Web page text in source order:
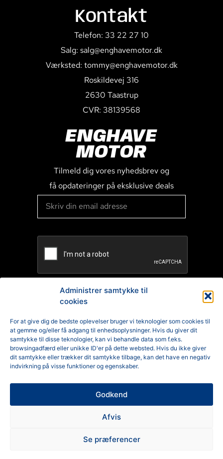
Administrer samtykke til
cookies
For at give dig de bedste oplevelser bruger vi teknologier som cookies til
at gemme og/eller få adgang til enhedsoplysninger. Hvis du giver dit
samtykke til disse teknologier, kan vi behandle data som f.eks.
browsingadfærd eller unikke ID'er på dette websted. Hvis du ikke giver
dit samtykke eller trækker dit samtykke tilbage, kan det have en negativ
indvirkning på visse funktioner og egenskaber.
Godkend
Afvis
Se præferencer
Kontakt
Telefon: 33 22 27 10
Salg: salg@enghavemotor.dk
Værksted: tommy@enghavemotor.dk
Roskildevej 316
2630 Taastrup
CVR: 38139568
ENGHAVE
MOTOR
Tilmeld dig vores nyhedsbrev og
få opdateringer på eksklusive deals
Reklamation
Generelle Handelsbetingelser
Privatlivspolitik